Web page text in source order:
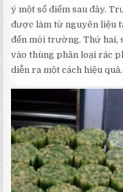
ý một số điểm sau đây.
được làm từ nguyên liệu
đến môi trường. Thứ hai,
vào thùng phân loại rác
diễn ra một cách hiệu quả.